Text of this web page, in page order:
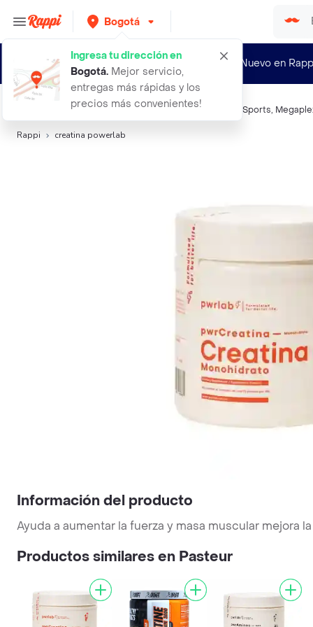
Bogotá
Ingresa tu dirección en
Bogotá. Mejor servicio,
entregas más rápidas y los
precios más convenientes!
¿Nuevo en
Búsquedas relacionadas:Nutrición deportiva Healthy Sports,
Rappi creatina powerlab
Información del producto
Ayuda a aumentar la fuerza y masa muscular
Productos similares en Pasteur